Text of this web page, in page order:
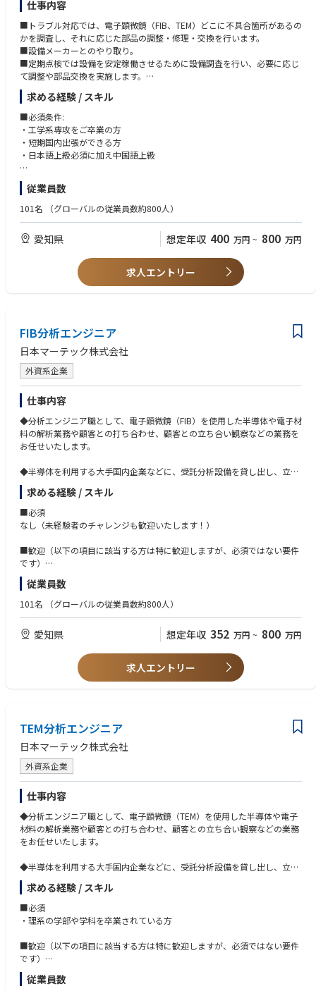
最先端のソフトウェア、AIなどの技術と自動車業界の技術とを体感するこ
とができ、スキル向上につながります。
他社のような受託ベースではなく、上流のR＆Dの段階で入り込むので、コ
アな技術に触れることができます。
【残業について】20～30時間程度。4～6月が閑散期、11～3月に向けて繁
忙期
【有給休暇について】業務に支障のない範囲であれば、半日休/1日休/連
【転勤について】在宅勤務100％近いビジネススタイルのため、転勤の可
能性については検討しておりません。もし将来的に会社のビジネススタイ
ルに変化があり、転勤などの話がある場合は、ご本人の意思確認や費用負
担等は検討いたします。
年次有給休暇は当該年度中に使用しなかったときは、次の年度に繰り越す
ことが可能。
※有給取得促進のためにアナウンスあり
仕事内容
■トラブル対応では、電子顕微鏡（FIB、TEM）どこに不具合箇所があるの
かを調査し、それに応じた部品の調整・修理・交換を行います。
■設備メーカーとのやり取り。
■定期点検では設備を安定稼働させるために設備調査を行い、必要に応じ
て調整や部品交換を実施します。
■電子顕微鏡設備を14台完備し、高レベルの分析業務を行える環境です。
■中国語或は英語がご堪能な方は大歓迎
求める経験 / スキル
■必須条件:
・工学系専攻をご卒業の方
・短期国内出張ができる方
・⽇本語上級必須に加え中国語上級
■歓迎条件:
・設備メンテナンスご経験をお持ち方
・設備メーカー（FEI,Thermo Fisher,日本電子）で修理ご経験
従業員数
101名 （グローバルの従業員数約800人）
愛知県 想定年収 400 万円 ~ 800 万円
求人エントリー
FIB分析エンジニア
日本マーテック株式会社
外資系企業
仕事内容
◆分析エンジニア職として、電子顕微鏡（FIB）を使用した半導体や電子材
料の解析業務や顧客との打ち合わせ、顧客との立ち合い観察などの業務を
お任せいたします。
◆半導体を利用する大手国内企業などに、受託分析設備を貸し出し、立ち
合い観察をしながら分析を行います。
求める経験 / スキル
■必須
なし（未経験者のチャレンジも歓迎いたします！）
■歓迎（以下の項目に該当する方は特に歓迎しますが、必須ではない要件
です）
・中国語で業務コミュニケーションが取れる方
・半導体分析のご経験をお持ちの方
・FIB使用経験が1年以上ある方
従業員数
101名 （グローバルの従業員数約800人）
愛知県 想定年収 352 万円 ~ 800 万円
求人エントリー
TEM分析エンジニア
日本マーテック株式会社
外資系企業
仕事内容
◆分析エンジニア職として、電子顕微鏡（TEM）を使用した半導体や電子
材料の解析業務や顧客との打ち合わせ、顧客との立ち合い観察などの業務
をお任せいたします。
◆半導体を利用する大手国内企業などに、受託分析設備を貸し出し、立ち
合い観察をしながら分析を行います。
求める経験 / スキル
■必須
・理系の学部や学科を卒業されている方
■歓迎（以下の項目に該当する方は特に歓迎しますが、必須ではない要件
です）
・半導体分析のご経験をお持ちの方
・TEM使用経験が1年以上ある方
従業員数